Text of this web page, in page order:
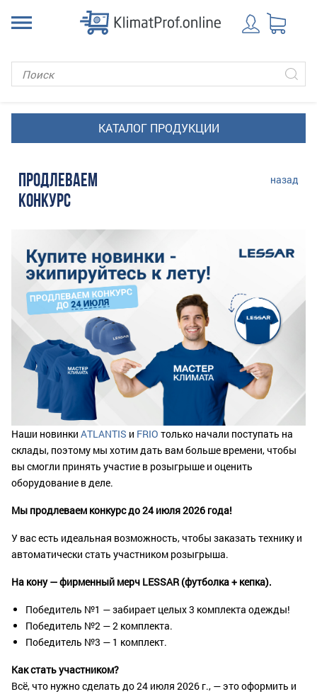
ПРОДЛЕВАЕМ
КОНКУРС
назад
Наши новинки ATLANTIS и FRIO только начали поступать на
склады, поэтому мы хотим дать вам больше времени, чтобы
вы смогли принять участие в розыгрыше и оценить
оборудование в деле.
Мы продлеваем конкурс до 24 июля 2026 года!
У вас есть идеальная возможность, чтобы заказать технику и
автоматически стать участником розыгрыша.
На кону — фирменный мерч LESSAR (футболка + кепка).
Победитель №1 — забирает целых 3 комплекта одежды!
Победитель №2 — 2 комплекта.
Победитель №3 — 1 комплект.
Как стать участником?
Всё, что нужно сделать до 24 июля 2026 г., — это оформить и